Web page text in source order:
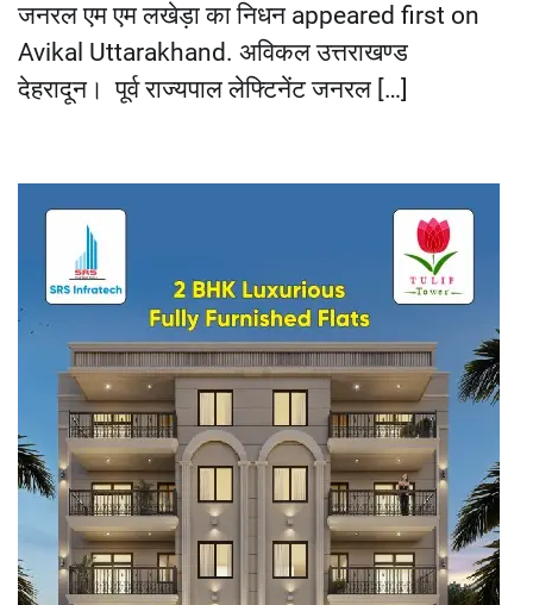
जनरल एम एम लखेड़ा का निधन appeared first on
Avikal Uttarakhand. अविकल उत्तराखण्ड
देहरादून। पूर्व राज्यपाल लेफ्टिनेंट जनरल […]